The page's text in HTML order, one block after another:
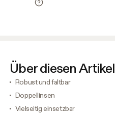
Über diesen Artikel
Robust und faltbar
Doppellinsen
Vielseitig einsetzbar